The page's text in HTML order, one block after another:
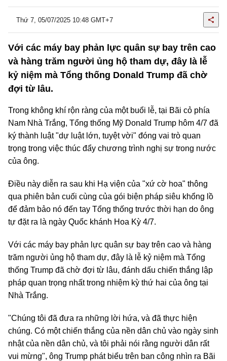
Thứ 7, 05/07/2025 10:48 GMT+7
Với các máy bay phản lực quân sự bay trên cao
và hàng trăm người ủng hộ tham dự, đây là lễ
kỷ niệm mà Tổng thống Donald Trump đã chờ
đợi từ lâu.
Trong không khí rộn ràng của một buổi lễ, tại Bãi cỏ phía
Nam Nhà Trắng, Tổng thống Mỹ Donald Trump hôm 4/7 đã
ký thành luật "dự luật lớn, tuyệt vời" đóng vai trò quan
trọng trong việc thúc đẩy chương trình nghị sự trong nước
của ông.
Điều này diễn ra sau khi Hạ viện của "xứ cờ hoa" thông
qua phiên bản cuối cùng của gói biện pháp siêu khổng lồ
để đảm bảo nó đến tay Tổng thống trước thời hạn do ông
tự đặt ra là ngày Quốc khánh Hoa Kỳ 4/7.
Với các máy bay phản lực quân sự bay trên cao và hàng
trăm người ủng hộ tham dự, đây là lễ kỷ niệm mà Tổng
thống Trump đã chờ đợi từ lâu, đánh dấu chiến thắng lập
pháp quan trọng nhất trong nhiệm kỳ thứ hai của ông tại
Nhà Trắng.
"Chúng tôi đã đưa ra những lời hứa, và đã thực hiện
chúng. Có một chiến thắng của nền dân chủ vào ngày sinh
nhật của nền dân chủ, và tôi phải nói rằng người dân rất
vui mừng", ông Trump phát biểu trên ban công nhìn ra Bãi